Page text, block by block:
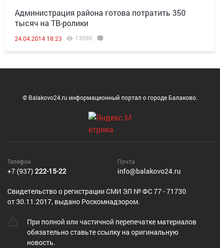
Администрация района готова потратить 350
тысяч на ТВ-ролики
24.04.2014 18:23 13096
© Balakovo24.ru информационный портал о городе Балаково.
Телефон
+7 (937) 222-15-22
Почта
info@balakovo24.ru
Cвидетельство о регистрации СМИ ЭЛ № ФС 77 - 71730
от 30.11.2017, выдано Роскомнадзором.
При полной или частичной перепечатке материалов
обязательно ставьте ссылку на оригинальную
новость.